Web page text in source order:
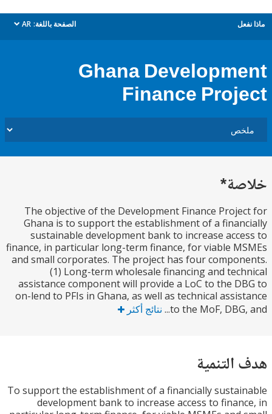
الصفحة باللغة: AR
dropdown
Ghana
Finance
The objective of the Development Finance
Ghana is to support the establishment of a
sustainable development bank to increase
finance, in particular long-term finance, for viable
and small corporates. The project has four
(1) Long-term wholesale financing and
assistance component will provide a LoC to the
on-lend to PFIs in Ghana, as well as technical
to the MoF,
نتائج أكثر
To support the establishment of a financially
development bank to increase access to